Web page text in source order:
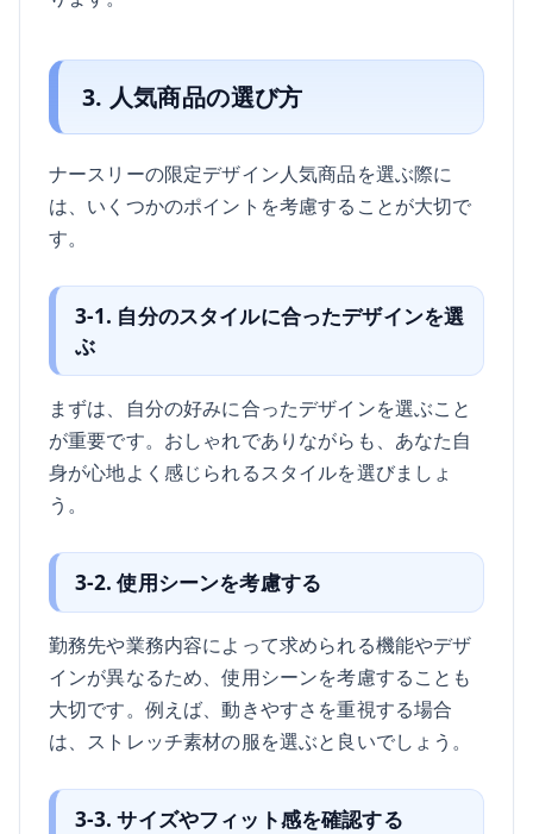
3. 人気商品の選び方
ナースリーの限定デザイン人気商品を選ぶ際に
は、いくつかのポイントを考慮することが大切で
す。
3-1. 自分のスタイルに合ったデザインを選
ぶ
まずは、自分の好みに合ったデザインを選ぶこと
が重要です。おしゃれでありながらも、あなた自
身が心地よく感じられるスタイルを選びましょ
う。
3-2. 使用シーンを考慮する
勤務先や業務内容によって求められる機能やデザ
インが異なるため、使用シーンを考慮することも
大切です。例えば、動きやすさを重視する場合
は、ストレッチ素材の服を選ぶと良いでしょう。
3-3. サイズやフィット感を確認する